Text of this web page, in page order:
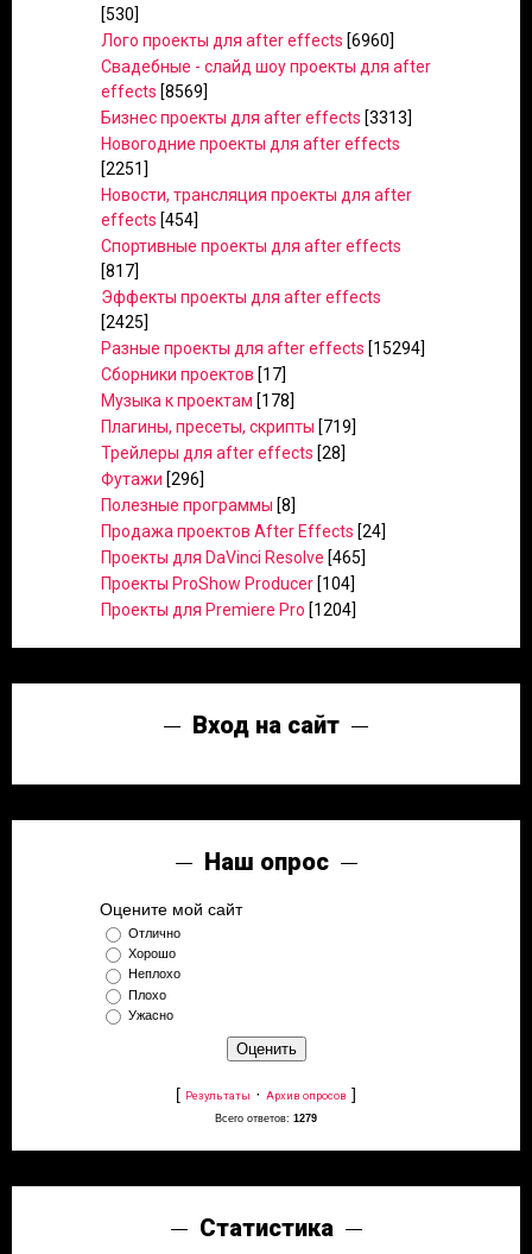
[530]
Лого проекты для after effects [6960]
Свадебные - слайд шоу проекты для after
effects [8569]
Бизнес проекты для after effects [3313]
Новогодние проекты для after effects
[2251]
Новости, трансляция проекты для after
effects [454]
Спортивные проекты для after effects
[817]
Эффекты проекты для after effects
[2425]
Разные проекты для after effects [15294]
Сборники проектов [17]
Музыка к проектам [178]
Плагины, пресеты, скрипты [719]
Трейлеры для after effects [28]
Футажи [296]
Полезные программы [8]
Продажа проектов After Effects [24]
Проекты для DaVinci Resolve [465]
Проекты ProShow Producer [104]
Проекты для Premiere Pro [1204]
Вход на сайт
Наш опрос
Оцените мой сайт
Отлично
Хорошо
Неплохо
Плохо
Ужасно
[ Результаты · Архив опросов ]
Всего ответов: 1279
Статистика